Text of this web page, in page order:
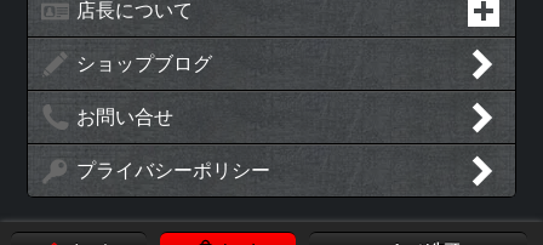
店長について
ショップブログ
お問い合せ
プライバシーポリシー